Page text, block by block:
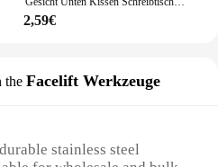
2,59€
the Facelift Werkzeuge
stainless steel